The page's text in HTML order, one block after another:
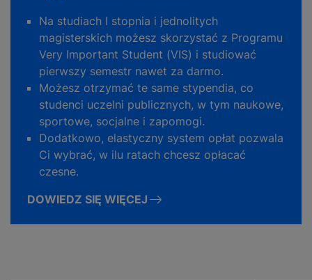
Na studiach I stopnia i jednolitych
magisterskich możesz skorzystać z Programu
Very Important Student (VIS) i studiować
pierwszy semestr nawet za darmo.
Możesz otrzymać te same stypendia, co
studenci uczelni publicznych, w tym naukowe,
sportowe, socjalne i zapomogi.
Dodatkowo, elastyczny system opłat pozwala
Ci wybrać, w ilu ratach chcesz opłacać
czesne.
DOWIEDZ SIĘ WIĘCEJ